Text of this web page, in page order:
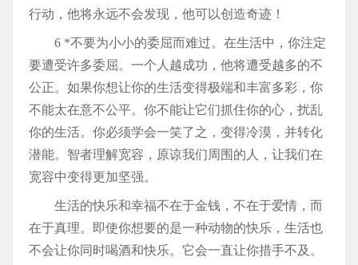
行动，他将永远不会发现，他可以创造奇迹！
6 *不要为小小的委屈而难过。在生活中，你注定
要遭受许多委屈。一个人越成功，他将遭受越多的不
公正。如果你想让你的生活变得极端和丰富多彩，你
不能太在意不公平。你不能让它们抓住你的心，扰乱
你的生活。你必须学会一笑了之，变得冷漠，并转化
潜能。智者理解宽容，原谅我们周围的人，让我们在
宽容中变得更加坚强。
生活的快乐和幸福不在于金钱，不在于爱情，而
在于真理。即使你想要的是一种动物的快乐，生活也
不会让你同时喝酒和快乐。它会一直让你措手不及。